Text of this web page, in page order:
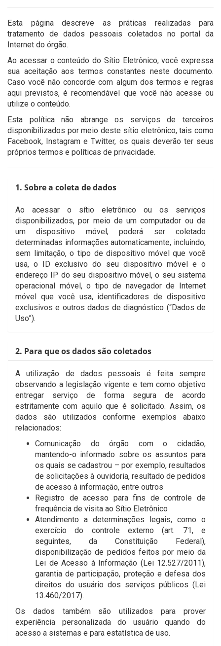
Esta página descreve as práticas realizadas para
tratamento de dados pessoais coletados no portal da
Internet do órgão.
Ao acessar o conteúdo do Sítio Eletrônico, você expressa
sua aceitação aos termos constantes neste documento.
Caso você não concorde com algum dos termos e regras
aqui previstos, é recomendável que você não acesse ou
utilize o conteúdo.
Esta política não abrange os serviços de terceiros
disponibilizados por meio deste sítio eletrônico, tais como
Facebook, Instagram e Twitter, os quais deverão ter seus
próprios termos e políticas de privacidade.
1. Sobre a coleta de dados
Ao acessar o sítio eletrônico ou os serviços
disponibilizados, por meio de um computador ou de
um dispositivo móvel, poderá ser coletado
determinadas informações automaticamente, incluindo,
sem limitação, o tipo de dispositivo móvel que você
usa, o ID exclusivo do seu dispositivo móvel e o
endereço IP do seu dispositivo móvel, o seu sistema
operacional móvel, o tipo de navegador de Internet
móvel que você usa, identificadores de dispositivo
exclusivos e outros dados de diagnóstico (“Dados de
Uso”).
2. Para que os dados são coletados
A utilização de dados pessoais é feita sempre
observando a legislação vigente e tem como objetivo
entregar serviço de forma segura de acordo
estritamente com aquilo que é solicitado. Assim, os
dados são utilizados conforme exemplos abaixo
relacionados:
Comunicação do órgão com o cidadão,
mantendo-o informado sobre os assuntos para
os quais se cadastrou – por exemplo, resultados
de solicitações à ouvidoria, resultado de pedidos
de acesso à informação, entre outros
Registro de acesso para fins de controle de
frequência de visita ao Sítio Eletrônico
Atendimento a determinações legais, como o
exercício do controle externo (art. 71, e
seguintes, da Constituição Federal),
disponibilização de pedidos feitos por meio da
Lei de Acesso à Informação (Lei 12.527/2011),
garantia de participação, proteção e defesa dos
direitos do usuário dos serviços públicos (Lei
13.460/2017).
Os dados também são utilizados para prover
experiência personalizada do usuário quando do
acesso a sistemas e para estatística de uso.